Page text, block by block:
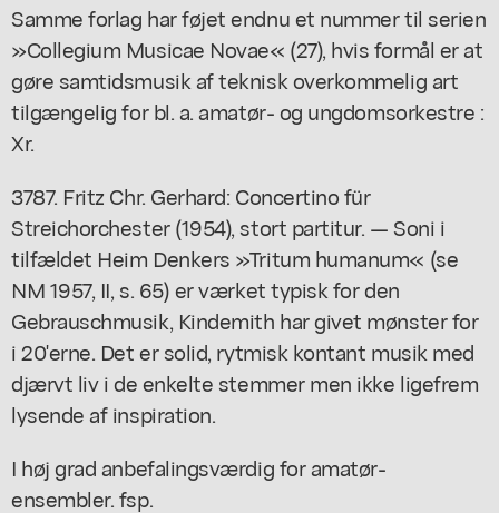
Samme forlag har føjet endnu et nummer til serien
»Collegium Musicae Novae« (27), hvis formål er at
gøre samtidsmusik af teknisk overkommelig art
tilgængelig for bl. a. amatør- og ungdomsorkestre :
Xr.
3787. Fritz Chr. Gerhard: Concertino für
Streichorchester (1954), stort partitur. — Soni i
tilfældet Heim Denkers »Tritum humanum« (se
NM 1957, II, s. 65) er værket typisk for den
Gebrauschmusik, Kindemith har givet mønster for
i 20'erne. Det er solid, rytmisk kontant musik med
djærvt liv i de enkelte stemmer men ikke ligefrem
lysende af inspiration.
I høj grad anbefalingsværdig for amatør-
ensembler. fsp.